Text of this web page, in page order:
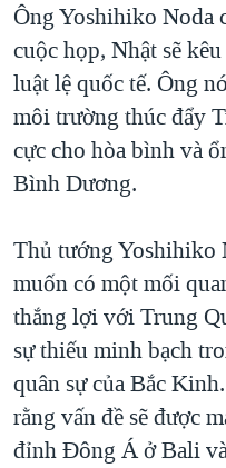
Ông Yoshihiko Noda
cuộc họp, Nhật sẽ
luật lệ quốc tế. Ông
môi trường thúc đẩy
cực cho hòa bình và
Bình Dương.
Thủ tướng Yoshihiko
muốn có một mối
thắng lợi với Trung
sự thiếu minh bạch
quân sự của Bắc
rằng vấn đề sẽ được
đỉnh Đông Á ở Bali